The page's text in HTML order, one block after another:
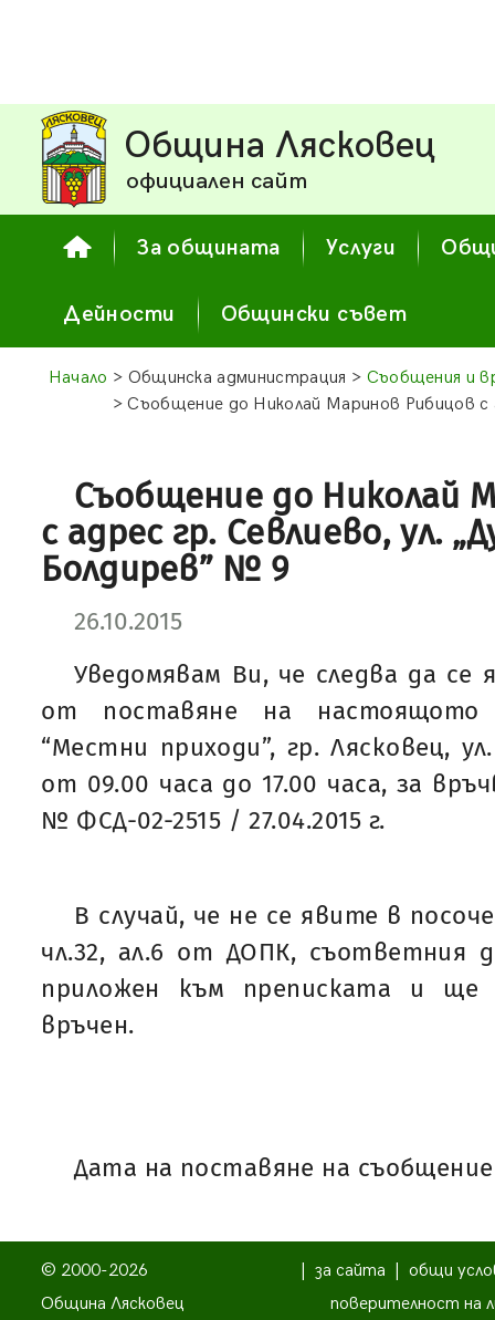
Община Лясковец
официален сайт
За общината Услуги
Дейности Общински съвет
Начало > Общинска администрация > Съобщения и
> Съобщение до Николай Маринов Рибицов
Съобщение до Николай
с адрес гр. Севлиево, ул.
Болдирев” № 9
26.10.2015
Уведомявам Ви, че следва да се
от поставяне на
“Местни приходи”, гр. Лясковец,
от 09.00 часа до 17.00 часа, за
№ ФСД-02-2515 / 27.04.2015 г.
В случай, че не се явите в
чл.32, ал.6 от ДОПК, съответния
приложен към преписката и ще
връчен.
Дата на поставяне на
© 2000-2026
Община Лясковец
за сайта
общи
поверителност на